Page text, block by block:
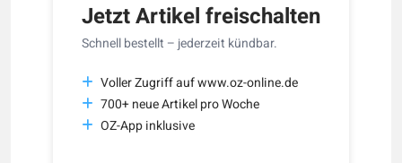
Jetzt Artikel freischalten
Schnell bestellt – jederzeit kündbar.
Voller Zugriff auf www.oz-online.de
700+ neue Artikel pro Woche
OZ-App inklusive